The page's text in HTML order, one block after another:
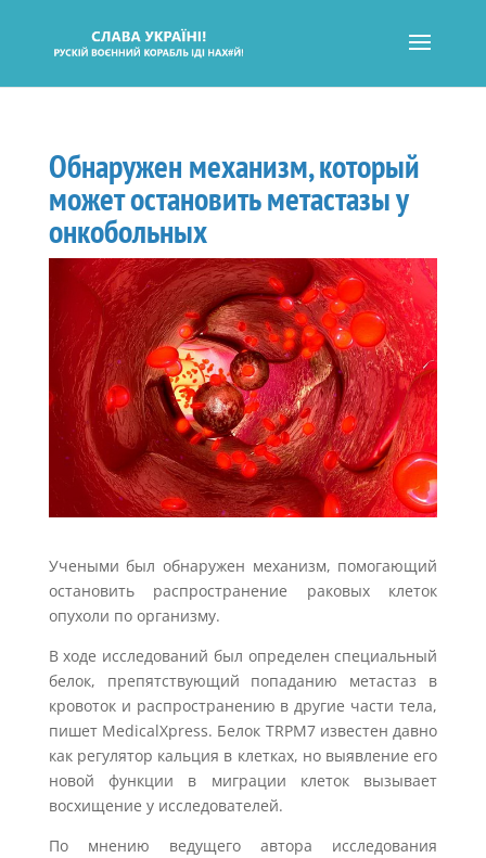
Обнаружен механизм, который
может остановить метастазы у
онкобольных
Учеными был обнаружен механизм, помогающий
остановить распространение раковых клеток
опухоли по организму.
В ходе исследований был определен специальный
белок, препятствующий попаданию метастаз в
кровоток и распространению в другие части тела,
пишет MedicalXpress. Белок TRPM7 известен давно
как регулятор кальция в клетках, но выявление его
новой функции в миграции клеток вызывает
восхищение у исследователей.
По мнению ведущего автора исследования